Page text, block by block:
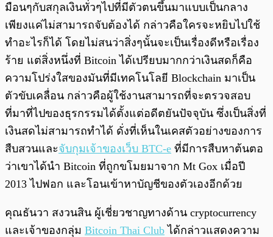
มือนๆกับสกุลเงินทั่วๆไปที่มีตัวตนขึ้นมาแบบเป็นกลาง
เพียงแค่ไม่สามารถจับต้องได้ กล่าวคือใครจะหยิบไปใช้
ทำอะไรก็ได้ โดยไม่สนว่าสิ่งๆนั้นจะเป็นเรื่องดีหรือเรื่อง
ร้าย แต่สิ่งหนึ่งที่ Bitcoin ได้เปรียบมากกว่าเงินสดก็คือ
ความโปร่งใสของมันที่มีเทคโนโลยี Blockchain มาเป็น
ตัวขับเคลื่อน กล่าวคือผู้ใช้งานสามารถที่จะตรวจสอบ
ที่มาที่ไปของธุรกรรมได้ตั้งแต่อดีตยันปัจจุบัน ซึ่งเป็นสิ่งที่
เงินสดไม่สามารถทำได้ ดั่งที่เห็นในเคสตัวอย่างของการ
สืบสวนและจับกุมเจ้าของเว็บ BTC-e ที่มีการสืบหาต้นตอ
ว่าเขาได้นำ Bitcoin ที่ถูกขโมยมาจาก Mt Gox เมื่อปี
2013 ไปฟอก และโอนเข้าหาบัญชีของตัวเองอีกด้วย
คุณธันวา สงวนสิน ผู้เชี่ยวชาญทางด้าน cryptocurrency
และเจ้าของกลุ่ม Bitcoin Thai Club ได้กล่าวแสดงความ